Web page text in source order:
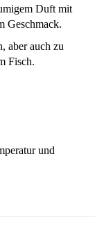
Duft mit
Geschmack.
aber auch zu
Fisch.
und